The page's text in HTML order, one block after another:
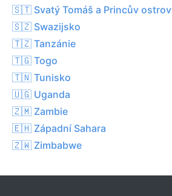
🇸🇹 Svatý Tomáš a Princův ostrov
🇸🇿 Swazijsko
🇹🇿 Tanzánie
🇹🇬 Togo
🇹🇳 Tunisko
🇺🇬 Uganda
🇿🇲 Zambie
🇪🇭 Západní Sahara
🇿🇼 Zimbabwe